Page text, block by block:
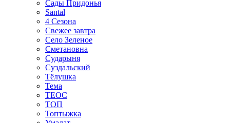
Сады Придонья
Santal
4 Сезона
Свежее завтра
Село Зеленое
Сметановна
Сударыня
Суздальский
Тёлушка
Тема
ТЕОС
ТОП
Топтыжка